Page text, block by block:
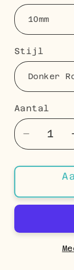
Stijl
Aantal
Aantal
Aantal
verlagen
voor
Zilveren
Mini
10mm